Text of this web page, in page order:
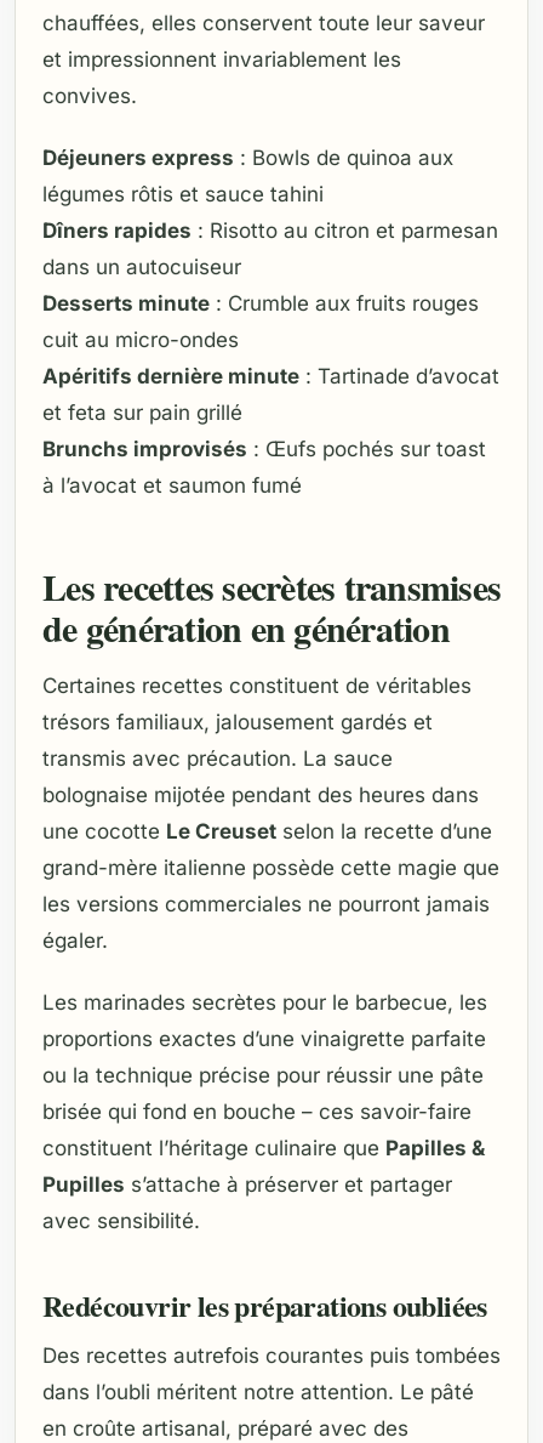
chauffées, elles conservent toute leur saveur
et impressionnent invariablement les
convives.
Déjeuners express : Bowls de quinoa aux
légumes rôtis et sauce tahini
Dîners rapides : Risotto au citron et parmesan
dans un autocuiseur
Desserts minute : Crumble aux fruits rouges
cuit au micro-ondes
Apéritifs dernière minute : Tartinade d’avocat
et feta sur pain grillé
Brunchs improvisés : Œufs pochés sur toast
à l’avocat et saumon fumé
Les recettes secrètes transmises
de génération en génération
Certaines recettes constituent de véritables
trésors familiaux, jalousement gardés et
transmis avec précaution. La sauce
bolognaise mijotée pendant des heures dans
une cocotte Le Creuset selon la recette d’une
grand-mère italienne possède cette magie que
les versions commerciales ne pourront jamais
égaler.
Les marinades secrètes pour le barbecue, les
proportions exactes d’une vinaigrette parfaite
ou la technique précise pour réussir une pâte
brisée qui fond en bouche – ces savoir-faire
constituent l’héritage culinaire que Papilles &
Pupilles s’attache à préserver et partager
avec sensibilité.
Redécouvrir les préparations oubliées
Des recettes autrefois courantes puis tombées
dans l’oubli méritent notre attention. Le pâté
en croûte artisanal, préparé avec des